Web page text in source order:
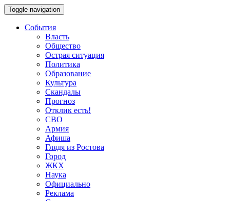
Toggle navigation
События
Власть
Общество
Острая ситуация
Политика
Образование
Культура
Скандалы
Прогноз
Отклик есть!
СВО
Армия
Афиша
Глядя из Ростова
Город
ЖКХ
Наука
Официально
Реклама